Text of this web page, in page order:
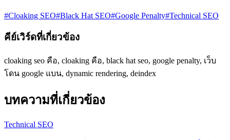
#Cloaking SEO#Black Hat SEO#Google Penalty#Technical SEO
คีย์เวิร์ดที่เกี่ยวข้อง
cloaking seo คือ, cloaking คือ, black hat seo, google penalty, เว็บ
โดน google แบน, dynamic rendering, deindex
บทความที่เกี่ยวข้อง
Technical SEO